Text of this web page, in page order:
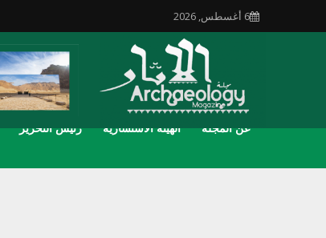
6 أغسطس, 2026
رئيس التحرير الهيئة الاستشارية عن المجلة